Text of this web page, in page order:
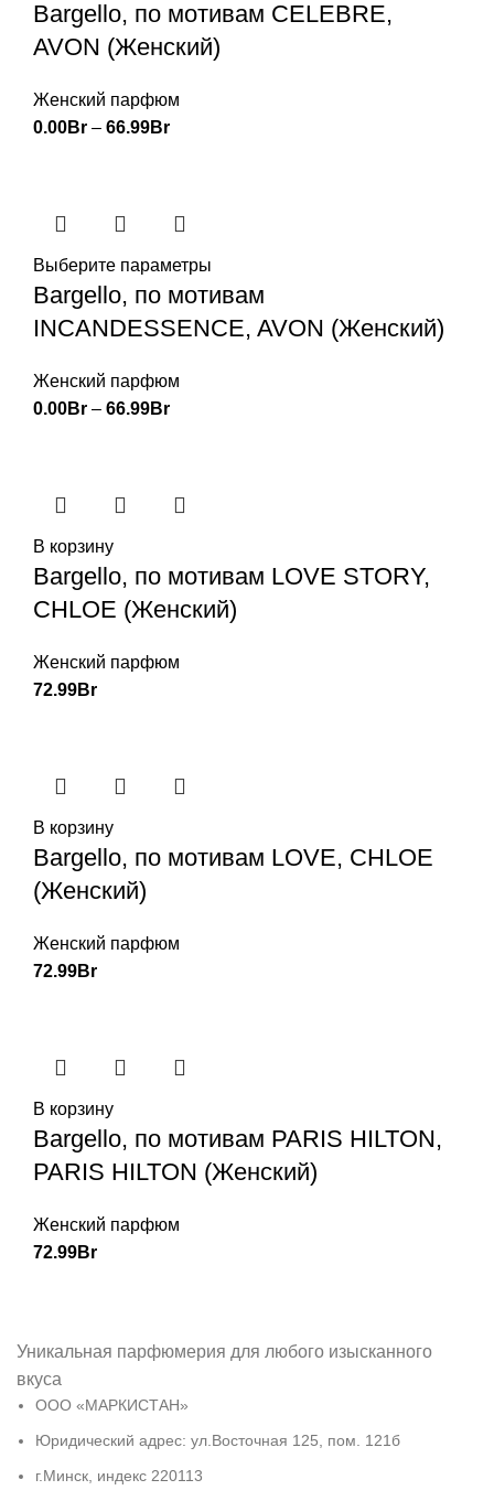
Bargello, по мотивам CELEBRE,
AVON (Женский)
Женский парфюм
0.00Br – 66.99Br
Выберите параметры
Bargello, по мотивам
INCANDESSENCE, AVON (Женский)
Женский парфюм
0.00Br – 66.99Br
В корзину
Bargello, по мотивам LOVE STORY,
CHLOE (Женский)
Женский парфюм
72.99Br
В корзину
Bargello, по мотивам LOVE, CHLOE
(Женский)
Женский парфюм
72.99Br
В корзину
Bargello, по мотивам PARIS HILTON,
PARIS HILTON (Женский)
Женский парфюм
72.99Br
Уникальная парфюмерия для любого изысканного
вкуса
ООО «МАРКИСТАН»
Юридический адрес: ул.Восточная 125, пом. 121б
г.Минск, индекс 220113